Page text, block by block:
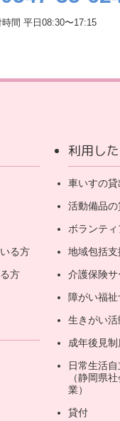
間 平日08:30〜17:15
る方
方
利用し
車いすの貸
活動備品の
ボランテ
地域包括
介護保険サ
障がい福祉
生きがい
成年後見制
日常生活
（静岡県
業）
貸付